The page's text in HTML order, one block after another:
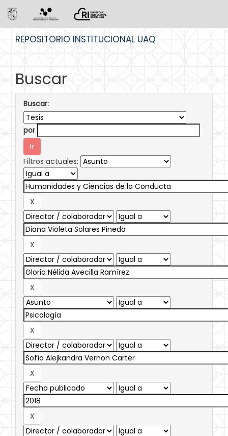
REPOSITORIO INSTITUCIONAL UAQ
Buscar
Buscar:
por
Filtros actuales: